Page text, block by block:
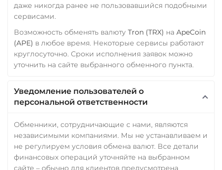
Zcash (ZEC)
даже никогда ранее не пользовавшийся подобными
сервисами.
Возможность обменять валюту Tron (TRX) на ApeCoin
(APE) в любое время. Некоторые сервисы работают
круглосуточно. Сроки исполнения заявок можно
уточнить на сайте выбранного обменного пункта.
Уведомление пользователей о
персональной ответственности
Обменники, сотрудничающие с нами, являются
независимыми компаниями. Мы не устанавливаем и
не регулируем условия обмена валют. Все детали
финансовых операций уточняйте на выбранном
сайте – обычно для клиентов предусмотрена